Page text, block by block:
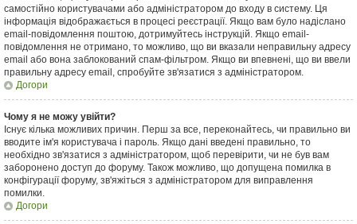
самостійно користувачами або адміністратором до входу в систему. Ця
інформація відображається в процесі реєстрації. Якщо вам було надіслано
email-повідомлення поштою, дотримуйтесь інструкцій. Якщо email-
повідомлення не отримано, то можливо, що ви вказали неправильну адресу
email або вона заблокований спам-фільтром. Якщо ви впевнені, що ви ввели
правильну адресу email, спробуйте зв'язатися з адміністратором.
Догори
Чому я не можу увійти?
Існує кілька можливих причин. Перш за все, переконайтесь, чи правильно ви
вводите ім'я користувача і пароль. Якщо дані введені правильно, то
необхідно зв'язатися з адміністратором, щоб перевірити, чи не був вам
заборонено доступ до форуму. Також можливо, що допущена помилка в
конфігурації форуму, зв'яжіться з адміністратором для виправлення
помилки.
Догори